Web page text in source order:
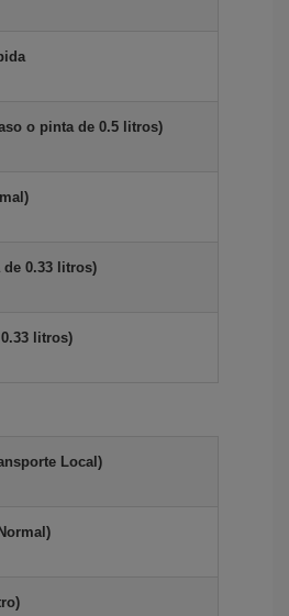
o pinta de 0.5 litros)
de 0.33 litros)
litros)
Local)